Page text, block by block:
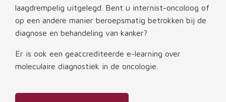
laagdrempelig uitgelegd. Bent u internist-oncoloog of
op een andere manier beroepsmatig betrokken bij de
diagnose en behandeling van kanker?
Er is ook een geaccrediteerde e-learning over
moleculaire diagnostiek in de oncologie.